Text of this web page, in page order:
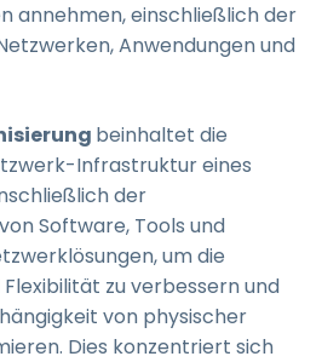
annehmen, einschließlich der
Anwendungen und
beinhaltet die
Infrastruktur eines
der
Software, Tools und
um die
zu verbessern und
von physischer
Dies konzentriert sich